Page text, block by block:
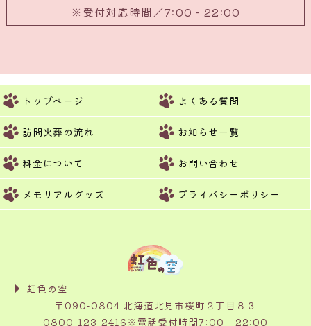
※受付対応時間／7:00 - 22:00
トップページ よくある質問
訪問火葬の流れ お知らせ一覧
料金について お問い合わせ
メモリアルグッズ プライバシーポリシー
虹色の空
〒090-0804 北海道北見市桜町２丁目８３
0800-123-2416 ※電話受付時間7:00 - 22:00